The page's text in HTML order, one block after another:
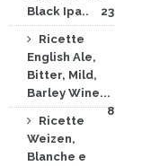
Black Ipa..
23
Ricette
English Ale,
Bitter, Mild,
Barley Wine...
8
Ricette
Weizen,
Blanche e